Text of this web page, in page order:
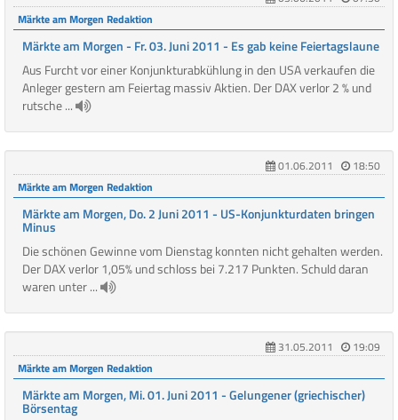
Märkte am Morgen Redaktion
Märkte am Morgen - Fr. 03. Juni 2011 - Es gab keine Feiertagslaune
Aus Furcht vor einer Konjunkturabkühlung in den USA verkaufen die
Anleger gestern am Feiertag massiv Aktien. Der DAX verlor 2 % und
rutsche ...
01.06.2011
18:50
Märkte am Morgen Redaktion
Märkte am Morgen, Do. 2 Juni 2011 - US-Konjunkturdaten bringen
Minus
Die schönen Gewinne vom Dienstag konnten nicht gehalten werden.
Der DAX verlor 1,05% und schloss bei 7.217 Punkten. Schuld daran
waren unter ...
31.05.2011
19:09
Märkte am Morgen Redaktion
Märkte am Morgen, Mi. 01. Juni 2011 - Gelungener (griechischer)
Börsentag